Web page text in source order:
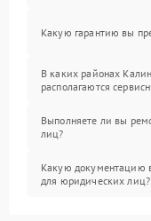
Какую гарантию вы
В каких районах
располагаются
Выполняете ли вы
лиц?
Какую документацию
для юридических лиц?